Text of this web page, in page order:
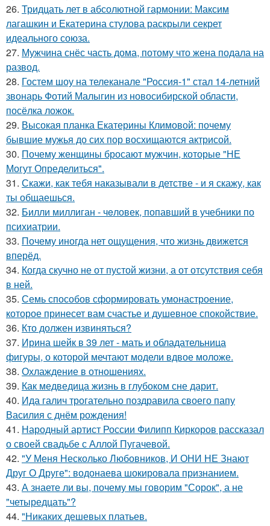
26. Тридцать лет в абсолютной гармонии: Максим
лагашкин и Екатерина стулова раскрыли секрет
идеального союза.
27. Мужчина снёс часть дома, потому что жена подала на
развод.
28. Гостем шоу на телеканале "Россия-1" стал 14-летний
звонарь Фотий Малыгин из новосибирской области,
посёлка ложок.
29. Высокая планка Екатерины Климовой: почему
бывшие мужья до сих пор восхищаются актрисой.
30. Почему женщины бросают мужчин, которые "НЕ
Могут Определиться".
31. Скажи, как тебя наказывали в детстве - и я скажу, как
ты общаешься.
32. Билли миллиган - чeловек, попавший в учебники по
психиатрии.
33. Почему иногда нет ощущения, что жизнь движется
вперёд.
34. Когда скучно не от пустой жизни, а от отсутствия себя
в ней.
35. Семь способов сформировать умонастроение,
которое принесет вам счастье и душевное спокойствие.
36. Кто должен извиняться?
37. Ирина шейк в 39 лет - мать и обладательница
фигуры, о которой мечтают модели вдвое моложе.
38. Охлаждение в отношениях.
39. Как медведица жизнь в глубоком сне дарит.
40. Ида галич трогательно поздравила своего папу
Василия с днём рождения!
41. Народный артист России Филипп Киркоров рассказал
о своей свадьбе с Аллой Пугачевой.
42. "У Меня Несколько Любовников, И ОНИ НЕ Знают
Друг О Друге": водонаева шокировала признанием.
43. А знаете ли вы, почему мы говорим "Сорок", а не
"четыредцать"?
44. "Никаких дешевых платьев.